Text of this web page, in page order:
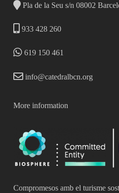
Pla de la Seu s/n 08002
933 428 260
619 150 461
info@catedralbcn.org
More information
Compromesos amb el turisme